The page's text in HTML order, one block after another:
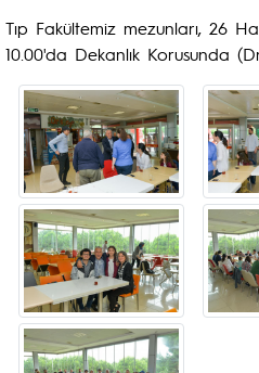
Tıp Fakültemiz mezunları, 26
10.00'da Dekanlık Korusunda